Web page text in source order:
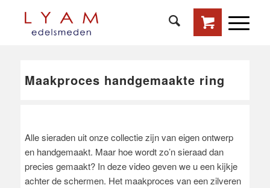
Maakproces handgemaakte ring
Alle sieraden uit onze collectie zijn van eigen ontwerp
en handgemaakt. Maar hoe wordt zo’n sieraad dan
precies gemaakt? In deze video geven we u een kijkje
achter de schermen. Het maakproces van een zilveren